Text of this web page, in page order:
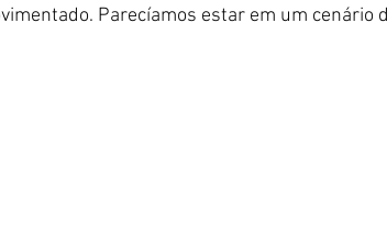
Parecíamos estar em um cenário